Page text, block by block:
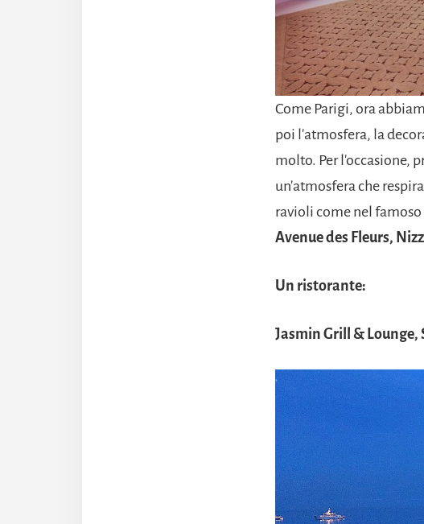
Come Parigi, ora
poi l'atmosfera, la
molto. Per l'occasione,
un'atmosfera che
ravioli come nel
Avenue des Fleurs,
Un ristorante:
Jasmin Grill & Lounge,